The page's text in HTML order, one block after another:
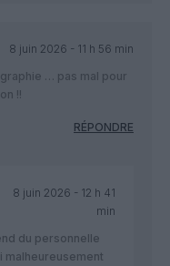
8 juin 2026 - 11 h 56 min
… pas mal pour
!!
RÉPONDRE
8 juin 2026 - 12 h 41
min
du personnelle
malheureusement